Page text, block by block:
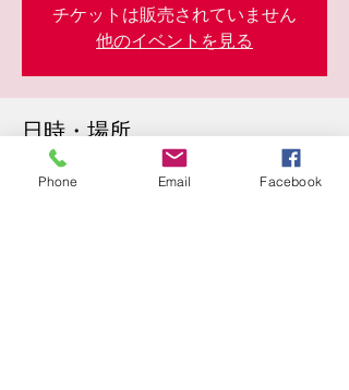
チケットは販売されていません
他のイベントを見る
日時・場所
2025年4月04日 19:00
曾根崎２丁目１０−１５, 日本、〒530-0057
Phone Email Facebook